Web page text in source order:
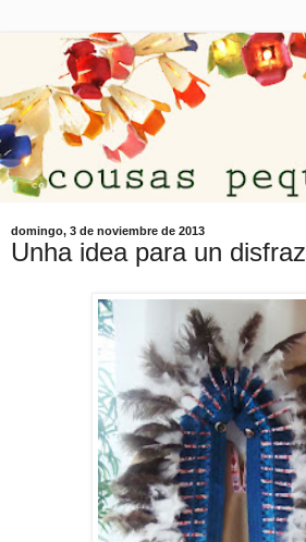
domingo, 3 de noviembre de 2013
Unha idea para un disfraz